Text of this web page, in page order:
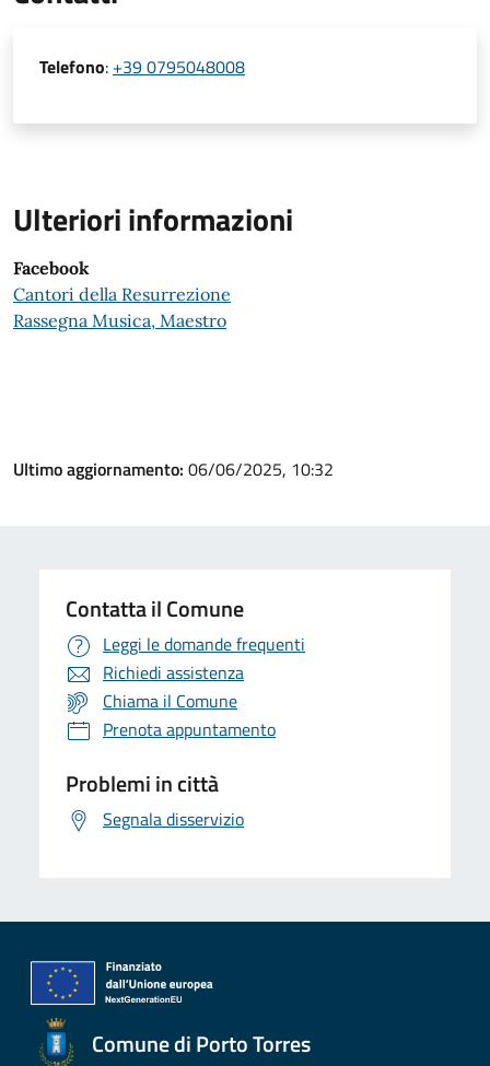
Telefono: +39 0795048008
Ulteriori informazioni
Facebook
Cantori della Resurrezione
Rassegna Musica, Maestro
Ultimo aggiornamento: 06/06/2025, 10:32
Contatta il Comune
Leggi le domande frequenti
Richiedi assistenza
Chiama il Comune
Prenota appuntamento
Problemi in città
Segnala disservizio
Comune di Porto Torres